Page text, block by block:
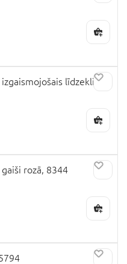
līdzeklis,
gaiši rozā, 8344